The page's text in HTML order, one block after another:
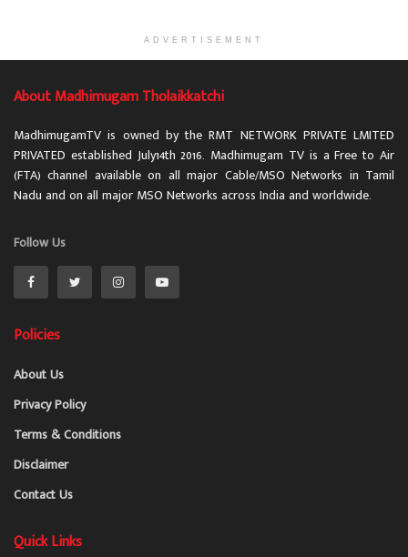
ADVERTISEMENT
About Madhimugam Tholaikkatchi
MadhimugamTV is owned by the RMT NETWORK PRIVATE LMITED
PRIVATED established July14th 2016. Madhimugam TV is a Free to Air
(FTA) channel available on all major Cable/MSO Networks in Tamil
Nadu and on all major MSO Networks across India and worldwide.
Follow Us
Policies
About Us
Privacy Policy
Terms & Conditions
Disclaimer
Contact Us
Quick Links